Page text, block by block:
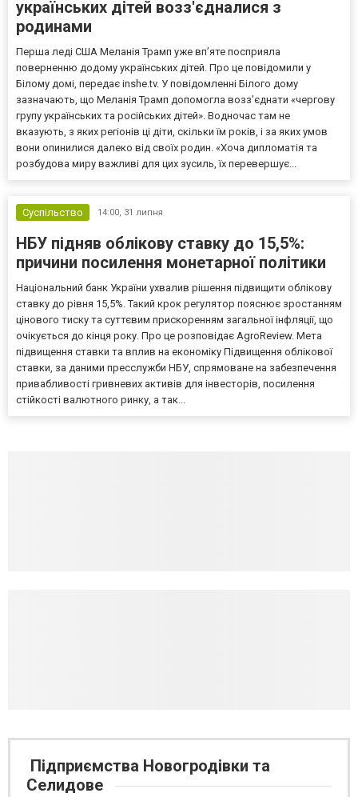
українських дітей возз'єдналися з
родинами
Перша леді США Меланія Трамп уже впʼяте посприяла
поверненню додому українських дітей. Про це повідомили у
Білому домі, передає inshe.tv. У повідомленні Білого дому
зазначають, що Меланія Трамп допомогла возз’єднати «чергову
групу українських та російських дітей». Водночас там не
вказують, з яких регіонів ці діти, скільки їм років, і за яких умов
вони опинилися далеко від своїх родин. «Хоча дипломатія та
розбудова миру важливі для цих зусиль, їх перевершує...
Суспільство 14:00, 31 липня
НБУ підняв облікову ставку до 15,5%:
причини посилення монетарної політики
Національний банк України ухвалив рішення підвищити облікову
ставку до рівня 15,5%. Такий крок регулятор пояснює зростанням
цінового тиску та суттєвим прискоренням загальної інфляції, що
очікується до кінця року. Про це розповідає AgroReview. Мета
підвищення ставки та вплив на економіку Підвищення облікової
ставки, за даними пресслужби НБУ, спрямоване на забезпечення
привабливості гривневих активів для інвесторів, посилення
стійкості валютного ринку, а так...
Підприємства Новогродівки та
Селидове